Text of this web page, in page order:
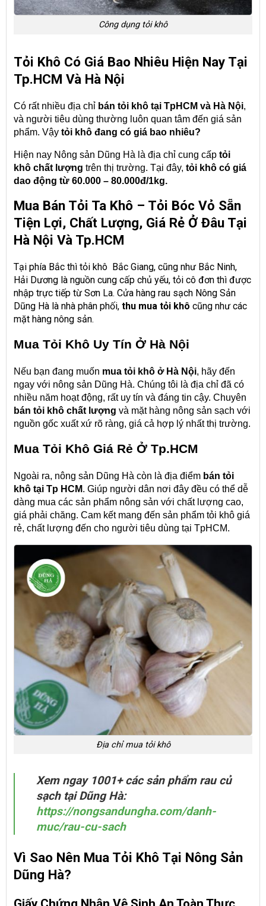
Công dụng tỏi khô
Tỏi Khô Có Giá Bao Nhiêu Hiện Nay Tại
Tp.HCM Và Hà Nội
Có rất nhiều địa chỉ bán tỏi khô tại TpHCM và Hà Nội,
và người tiêu dùng thường luôn quan tâm đến giá sản
phẩm. Vậy tỏi khô đang có giá bao nhiêu?
Hiện nay Nông sản Dũng Hà là địa chỉ cung cấp tỏi
khô chất lượng trên thị trường. Tại đây, tỏi khô có giá
dao động từ 60.000 – 80.000đ/1kg.
Mua Bán Tỏi Ta Khô – Tỏi Bóc Vỏ Sẵn
Tiện Lợi, Chất Lượng, Giá Rẻ Ở Đâu Tại
Hà Nội Và Tp.HCM
Tại phía Bắc thì tỏi khô Bắc Giang, cũng như Bắc Ninh,
Hải Dương là nguồn cung cấp chủ yếu, tỏi cô đơn thì được
nhập trực tiếp từ Sơn La. Cửa hàng rau sạch Nông Sản
Dũng Hà là nhà phân phối, thu mua tỏi khô cũng như các
mặt hàng nông sản.
Mua Tỏi Khô Uy Tín Ở Hà Nội
Nếu bạn đang muốn mua tỏi khô ở Hà Nội, hãy đến
ngay với nông sản Dũng Hà. Chúng tôi là địa chỉ đã có
nhiều năm hoạt động, rất uy tín và đáng tin cậy. Chuyên
bán tỏi khô chất lượng và mặt hàng nông sản sạch với
nguồn gốc xuất xứ rõ ràng, giá cả hợp lý nhất thị trường.
Mua Tỏi Khô Giá Rẻ Ở Tp.HCM
Ngoài ra, nông sản Dũng Hà còn là địa điểm bán tỏi
khô tại Tp HCM. Giúp người dân nơi đây đều có thể dễ
dàng mua các sản phẩm nông sản với chất lượng cao,
giá phải chăng. Cam kết mang đến sản phẩm tỏi khô giá
rẻ, chất lượng đến cho người tiêu dùng tại TpHCM.
Địa chỉ mua tỏi khô
Xem ngay 1001+ các sản phẩm rau củ
sạch tại Dũng Hà:
https://nongsandungha.com/danh-
muc/rau-cu-sach
Vì Sao Nên Mua Tỏi Khô Tại Nông Sản
Dũng Hà?